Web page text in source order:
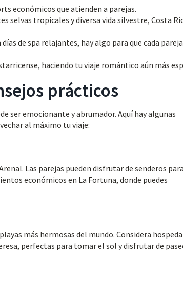
económicos que atienden a parejas.
selvas tropicales y diversa vida silvestre, Costa
de spa relajantes, hay algo para que cada pareja
haciendo tu viaje romántico aún más
prácticos
ser emocionante y abrumador. Aquí hay algunas
al máximo tu viaje:
Las parejas pueden disfrutar de senderos para
económicos en La Fortuna, donde puedes
más hermosas del mundo. Considera
perfectas para tomar el sol y disfrutar de